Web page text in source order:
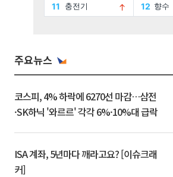
주요뉴스
코스피, 4% 하락에 6270선 마감…삼전
·SK하닉 '와르르' 각각 6%·10%대 급락
ISA 계좌, 5년마다 깨라고요? [이슈크래
커]